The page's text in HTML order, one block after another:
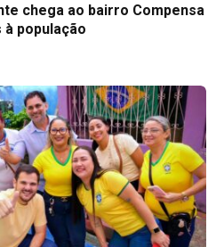
chega ao bairro Compensa
população